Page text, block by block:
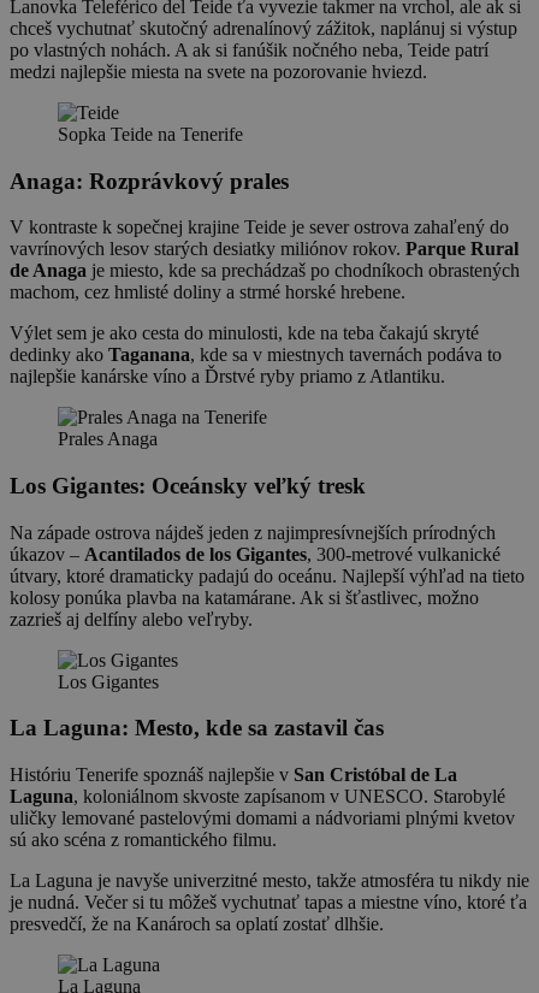
Lanovka Teleférico del Teide ťa vyvezie takmer na vrchol, ale ak si
chceš vychutnať skutočný adrenalínový zážitok, naplánuj si výstup
po vlastných nohách. A ak si fanúšik nočného neba, Teide patrí
medzi najlepšie miesta na svete na pozorovanie hviezd.
Sopka Teide na Tenerife
Anaga: Rozprávkový prales
V kontraste k sopečnej krajine Teide je sever ostrova zahaľený do
vavrínových lesov starých desiatky miliónov rokov. Parque Rural
de Anaga je miesto, kde sa prechádzaš po chodníkoch obrastených
machom, cez hmlisté doliny a strmé horské hrebene.
Výlet sem je ako cesta do minulosti, kde na teba čakajú skryté
dedinky ako Taganana, kde sa v miestnych tavernách podáva to
najlepšie kanárske víno a Ďrstvé ryby priamo z Atlantiku.
Prales Anaga
Los Gigantes: Oceánsky veľký tresk
Na západe ostrova nájdeš jeden z najimpresívnejších prírodných
úkazov – Acantilados de los Gigantes, 300-metrové vulkanické
útvary, ktoré dramaticky padajú do oceánu. Najlepší výhľad na tieto
kolosy ponúka plavba na katamárane. Ak si šťastlivec, možno
zazrieš aj delfíny alebo veľryby.
Los Gigantes
La Laguna: Mesto, kde sa zastavil čas
Históriu Tenerife spoznáš najlepšie v San Cristóbal de La
Laguna, koloniálnom skvoste zapísanom v UNESCO. Starobylé
uličky lemované pastelovými domami a nádvoriami plnými kvetov
sú ako scéna z romantického filmu.
La Laguna je navyše univerzitné mesto, takže atmosféra tu nikdy nie
je nudná. Večer si tu môžeš vychutnať tapas a miestne víno, ktoré ťa
presvedčí, že na Kanároch sa oplatí zostať dlhšie.
La Laguna